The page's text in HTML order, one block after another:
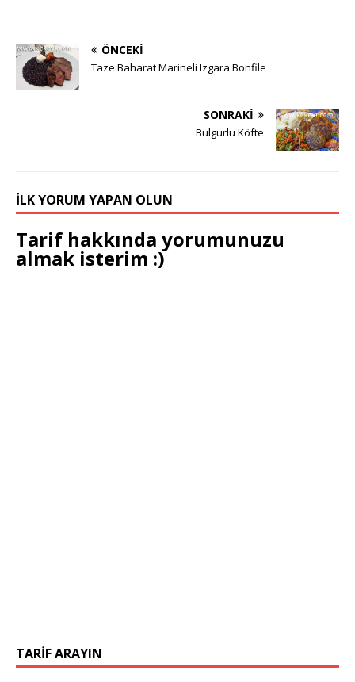
ÖNCEKI
Taze Baharat Marineli Izgara Bonfile
SONRAKI
Bulgurlu Köfte
İLK YORUM YAPAN OLUN
Tarif hakkında yorumunuzu
almak isterim :)
TARIF ARAYIN